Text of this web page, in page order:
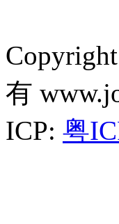
有
ICP: 粤